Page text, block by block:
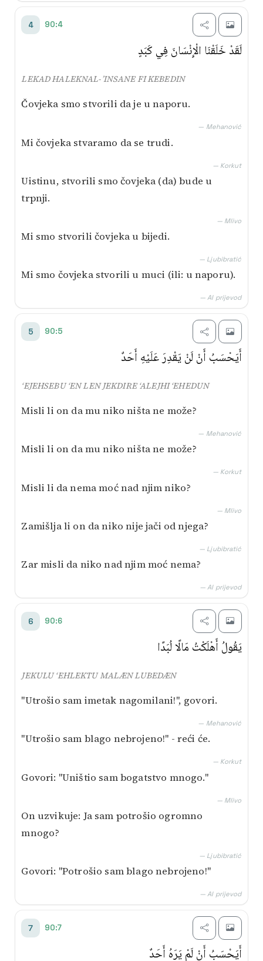
4 90:4
لَقَدْ خَلَقْنَا الْإِنْسَانَ فِي كَبَدٍ
LEKAD HALEKNAL-’INSANE FI KEBEDIN
Čovjeka smo stvorili da je u naporu.
— Mehanović
Mi čovjeka stvaramo da se trudi.
— Korkut
Uistinu, stvorili smo čovjeka (da) bude u
trpnji.
— Mlivo
Mi smo stvorili čovjeka u bijedi.
— Ljubibratić
Mi smo čovjeka stvorili u muci (ili: u naporu).
— AI prijevod
5 90:5
أَيَحْسَبُ أَنْ لَنْ يَقْدِرَ عَلَيْهِ أَحَدٌ
‘EJEHSEBU ‘EN LEN JEKDIRE ‘ALEJHI ‘EHEDUN
Misli li on da mu niko ništa ne može?
— Mehanović
Misli li on da mu niko ništa ne može?
— Korkut
Misli li da nema moć nad njim niko?
— Mlivo
Zamišlja li on da niko nije jači od njega?
— Ljubibratić
Zar misli da niko nad njim moć nema?
— AI prijevod
6 90:6
يَقُولُ أَهْلَكْتُ مَالًا لُبَدًا
JEKULU ‘EHLEKTU MALÆN LUBEDÆN
"Utrošio sam imetak nagomilani!", govori.
— Mehanović
"Utrošio sam blago nebrojeno!" - reći će.
— Korkut
Govori: "Uništio sam bogatstvo mnogo."
— Mlivo
On uzvikuje: Ja sam potrošio ogromno
mnogo?
— Ljubibratić
Govori: "Potrošio sam blago nebrojeno!"
— AI prijevod
7 90:7
أَيَحْسَبُ أَنْ لَمْ يَرَهُ أَحَدٌ